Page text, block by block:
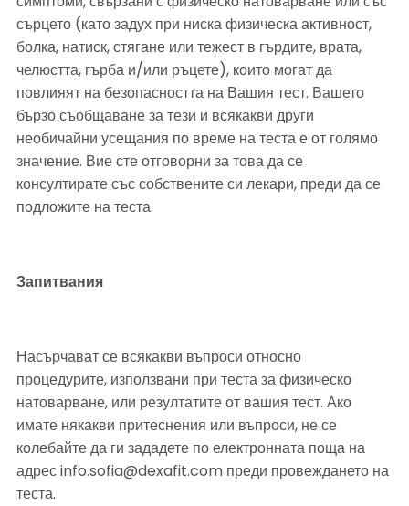
сърцето (като задух при ниска физическа активност,
болка, натиск, стягане или тежест в гърдите, врата,
челюстта, гърба и/или ръцете), които могат да
повлияят на безопасността на Вашия тест. Вашето
бързо съобщаване за тези и всякакви други
необичайни усещания по време на теста е от голямо
значение. Вие сте отговорни за това да се
консултирате със собствените си лекари, преди да се
подложите на теста.
Запитвания
Насърчават се всякакви въпроси относно
процедурите, използвани при теста за физическо
натоварване, или резултатите от вашия тест. Ако
имате някакви притеснения или въпроси, не се
колебайте да ги зададете по електронната поща на
адрес info.sofia@dexafit.com преди провеждането на
теста.